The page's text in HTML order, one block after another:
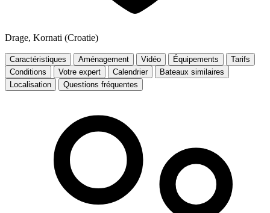
Drage, Kornati (Croatie)
Caractéristiques Aménagement Vidéo Équipements
Tarifs
Conditions
Votre expert Calendrier
Bateaux similaires
Localisation
Questions fréquentes